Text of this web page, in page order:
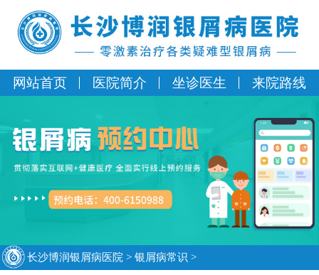
网站首页 医院简介 坐诊医生 来院路线
长沙博润银屑病医院 > 银屑病常识 >